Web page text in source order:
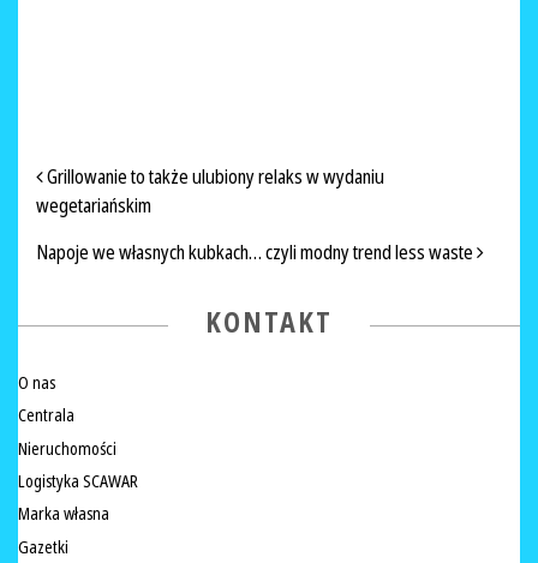
NAWIGACJA PO ARTYKUŁACH
Grillowanie to także ulubiony relaks w wydaniu
wegetariańskim
Napoje we własnych kubkach… czyli modny trend less waste
KONTAKT
O nas
Centrala
Nieruchomości
Logistyka SCAWAR
Marka własna
Gazetki